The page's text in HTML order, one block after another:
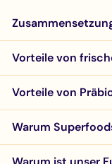
Vorteile von
Vorteile von
Warum